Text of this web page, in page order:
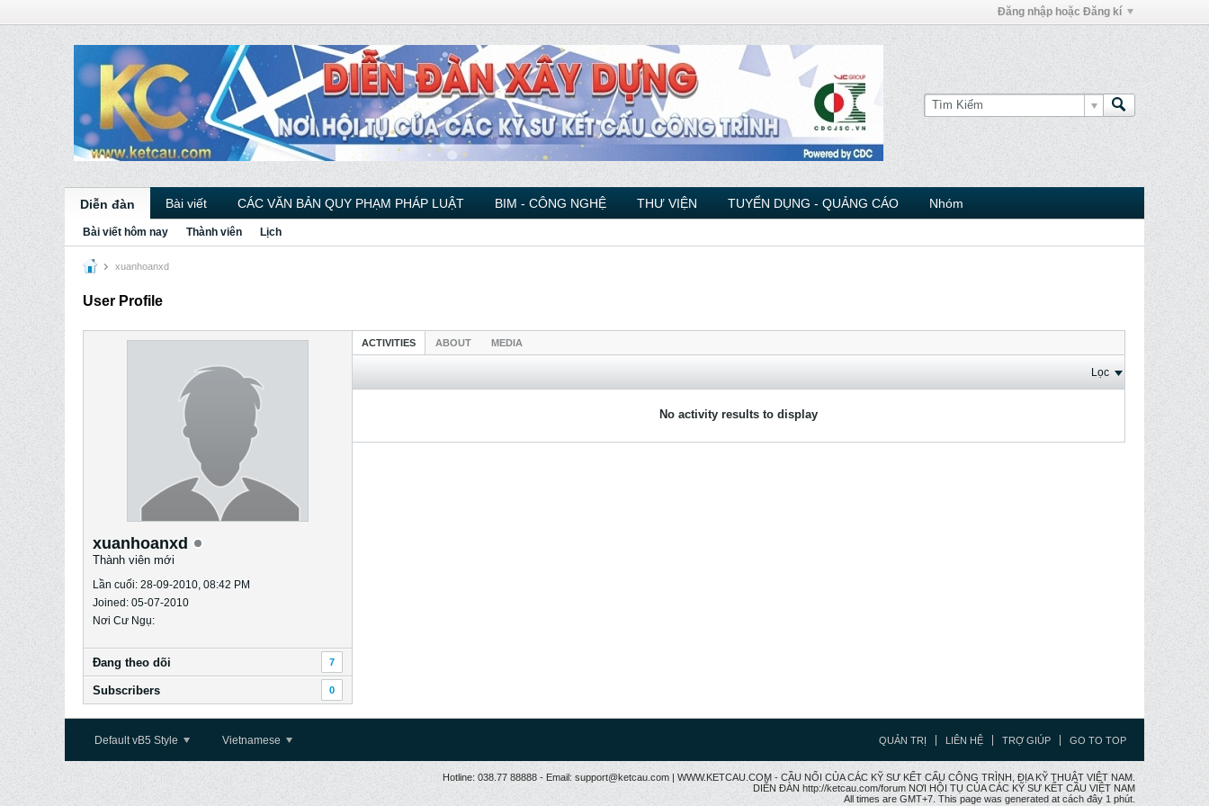
Đăng nhập hoặc Đăng kí
Diễn đàn Bài viết CÁC VĂN BẢN QUY PHẠM PHÁP LUẬT BIM - CÔNG NGHỆ THƯ VIỆN TUYỂN DỤNG - QUẢNG CÁO Nhóm
Bài viết hôm nay Thành viên Lịch
xuanhoanxd
User Profile
xuanhoanxd
Thành viên mới
Lần cuối: 28-09-2010, 08:42 PM
Joined: 05-07-2010
Nơi Cư Ngụ:
Ðang theo dõi 7
Subscribers 0
ACTIVITIES ABOUT MEDIA
Lọc
No activity results to display
Default vB5 Style Vietnamese QUẢN TRỊ LIÊN HỆ TRỢ GIÚP GO TO TOP
Hotline: 038.77 88888 - Email: support@ketcau.com | WWW.KETCAU.COM - CẦU NỐI CỦA CÁC KỸ SƯ KẾT CẤU CÔNG TRÌNH, ĐỊA KỸ THUẬT VIỆT NAM.
DIỄN ĐÀN http://ketcau.com/forum NƠI HỘI TỤ CỦA CÁC KỸ SƯ KẾT CÂU VIỆT NAM
All times are GMT+7. This page was generated at cách đây 1 phút.